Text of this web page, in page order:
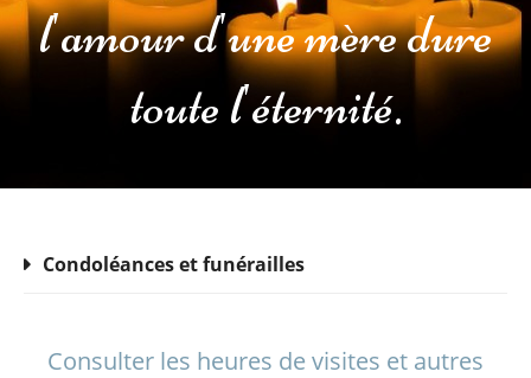
l'amour d'une mère dure
toute l'éternité.
Condoléances et funérailles
Consulter les heures de visites et autres